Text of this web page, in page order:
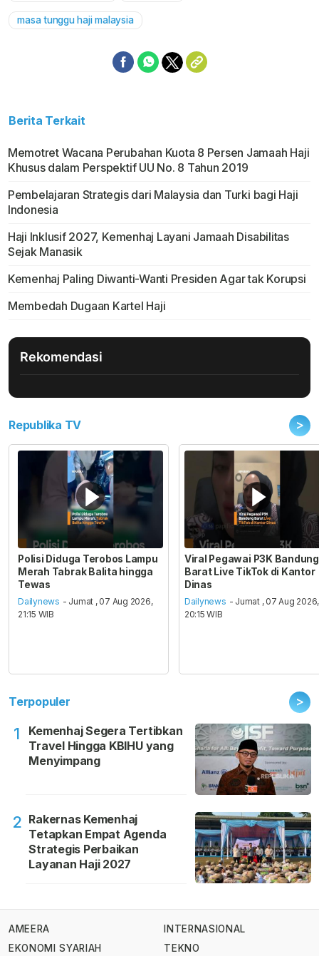
masa tunggu haji malaysia
Berita Terkait
Memotret Wacana Perubahan Kuota 8 Persen Jamaah Haji
Khusus dalam Perspektif UU No. 8 Tahun 2019
Pembelajaran Strategis dari Malaysia dan Turki bagi Haji
Indonesia
Haji Inklusif 2027, Kemenhaj Layani Jamaah Disabilitas
Sejak Manasik
Kemenhaj Paling Diwanti-Wanti Presiden Agar tak Korupsi
Membedah Dugaan Kartel Haji
Rekomendasi
Republika TV >
Polisi Diduga Terobos Lampu
Merah Tabrak Balita hingga
Tewas
Dailynews - Jumat , 07 Aug 2026,
21:15 WIB
Viral Pegawai P3K Bandung
Barat Live TikTok di Kantor
Dinas
Dailynews - Jumat , 07 Aug 2026,
20:15 WIB
Terpopuler >
1
Kemenhaj Segera Tertibkan
Travel Hingga KBIHU yang
Menyimpang
2 Rakernas Kemenhaj
Tetapkan Empat Agenda
Strategis Perbaikan
Layanan Haji 2027
AMEERA
EKONOMI SYARIAH
INTERNASIONAL
TEKNO